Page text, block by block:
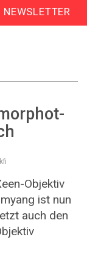
NEWSLETTER
Objektiv
ist nun
auch den